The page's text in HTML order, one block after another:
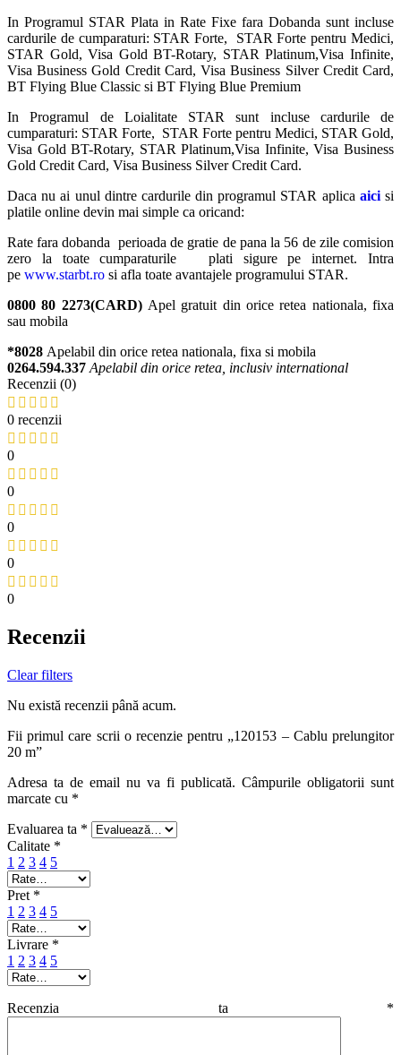
In Programul STAR Plata in Rate Fixe fara Dobanda sunt incluse
cardurile de cumparaturi: STAR Forte, STAR Forte pentru Medici,
STAR Gold, Visa Gold BT-Rotary, STAR Platinum,Visa Infinite,
Visa Business Gold Credit Card, Visa Business Silver Credit Card,
BT Flying Blue Classic si BT Flying Blue Premium
In Programul de Loialitate STAR sunt incluse cardurile de
cumparaturi: STAR Forte, STAR Forte pentru Medici, STAR Gold,
Visa Gold BT-Rotary, STAR Platinum,Visa Infinite, Visa Business
Gold Credit Card, Visa Business Silver Credit Card.
Daca nu ai unul dintre cardurile din programul STAR aplica aicisi
platile online devin mai simple ca oricand:
Rate fara dobanda perioada de gratie de pana la 56 de zile comision
zero la toate cumparaturile plati sigure pe internet. Intra
pe www.starbt.ro si afla toate avantajele programului STAR.
0800 80 2273(CARD)Apel gratuit din orice retea nationala, fixa
sau mobila
*8028 Apelabil din orice retea nationala, fixa si mobila
0264.594.337 Apelabil din orice retea, inclusiv international
Recenzii (0)
0 recenzii
0
0
0
0
0
Recenzii
Clear filters
Nu există recenzii până acum.
Fii primul care scrii o recenzie pentru „120153 – Cablu prelungitor
20 m”
Adresa ta de email nu va fi publicată. Câmpurile obligatorii sunt
marcate cu *
Evaluarea ta *
Calitate *
1 2 3 4 5
Pret *
1 2 3 4 5
Livrare *
1 2 3 4 5
Recenzia ta *